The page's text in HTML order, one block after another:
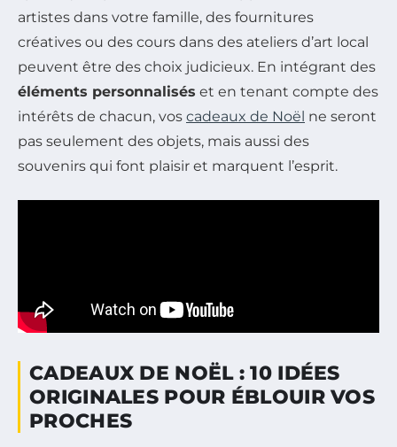
artistes dans votre famille, des fournitures
créatives ou des cours dans des ateliers d’art local
peuvent être des choix judicieux. En intégrant des
éléments personnalisés et en tenant compte des
intérêts de chacun, vos cadeaux de Noël ne seront
pas seulement des objets, mais aussi des
souvenirs qui font plaisir et marquent l’esprit.
CADEAUX DE NOËL : 10 IDÉES
ORIGINALES POUR ÉBLOUIR VOS
PROCHES